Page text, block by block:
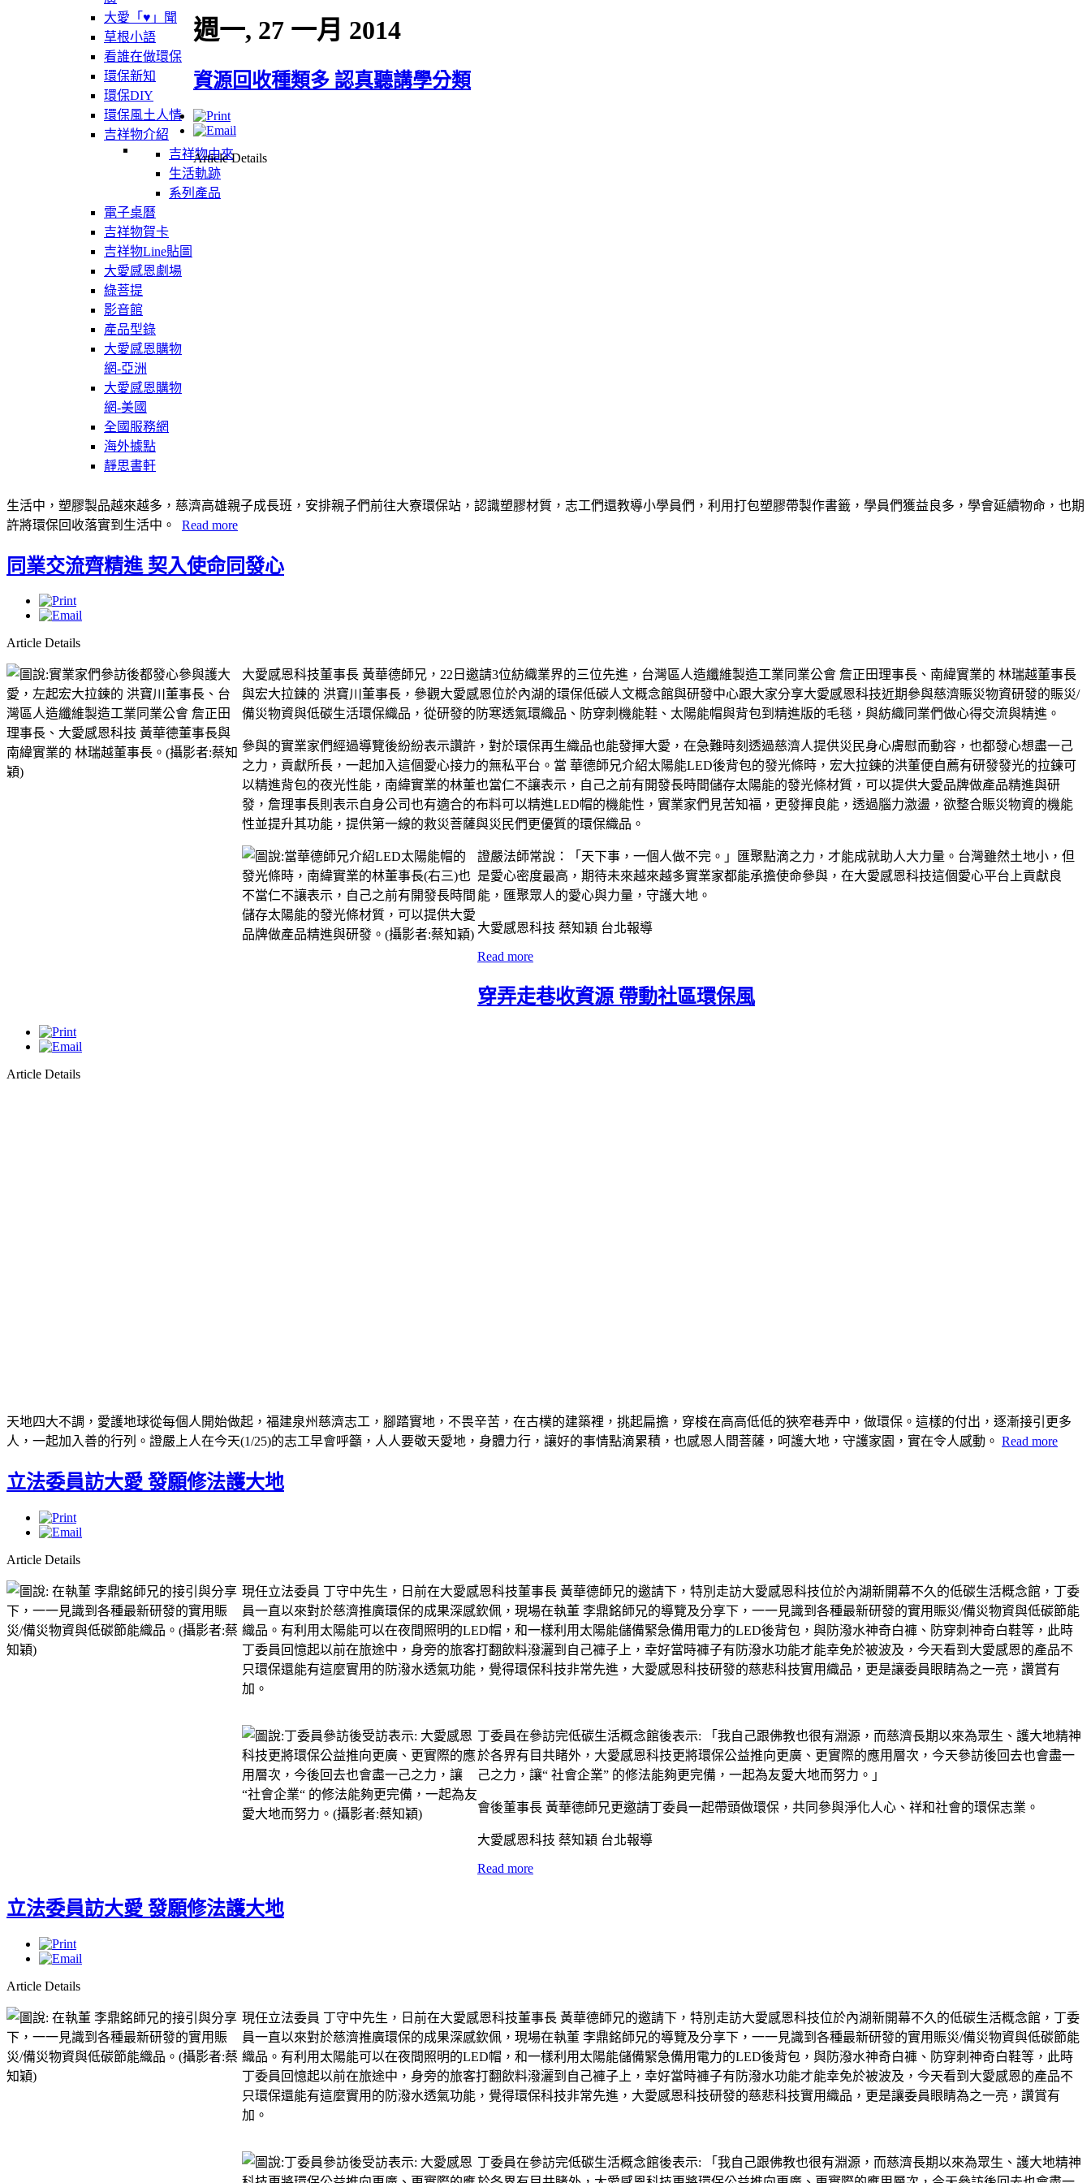
大愛「♥」聞
草根小語
看誰在做環保
環保新知
環保DIY
環保風土人情
吉祥物介紹
吉祥物由來
生活軌跡
系列產品
電子桌曆
吉祥物賀卡
吉祥物Line貼圖
大愛感恩劇場
綠菩提
影音館
產品型錄
大愛感恩購物
網-亞洲
大愛感恩購物
網-美國
全國服務網
海外據點
靜思書軒
週一, 27 一月 2014
資源回收種類多 認真聽講學分類
Article Details
生活中，塑膠製品越來越多，慈濟高雄親子成長班，安排親子們前往大寮環保站，認識塑膠材質，志工們還教導小學員們，利用打包塑膠帶製作書籤，學員們獲益良多，學會延續物命，也期
許將環保回收落實到生活中。 Read more
同業交流齊精進 契入使命同發心
Article Details
大愛感恩科技董事長 黃華德師兄，22日邀請3位紡織業界的三位先進，台灣區人造纖維製造工業同業公會 詹正田理事長、南緯實業的 林瑞越董事長
與宏大拉鍊的 洪寶川董事長，參觀大愛感恩位於內湖的環保低碳人文概念館與研發中心跟大家分享大愛感恩科技近期參與慈濟賑災物資研發的賑災/
備災物資與低碳生活環保織品，從研發的防寒透氣環織品、防穿刺機能鞋、太陽能帽與背包到精進版的毛毯，與紡織同業們做心得交流與精進。
參與的實業家們經過導覽後紛紛表示讚許，對於環保再生織品也能發揮大愛，在急難時刻透過慈濟人提供災民身心膚慰而動容，也都發心想盡一己
之力，貢獻所長，一起加入這個愛心接力的無私平台。當 華德師兄介紹太陽能LED後背包的發光條時，宏大拉鍊的洪董便自薦有研發發光的拉鍊可
以精進背包的夜光性能，南緯實業的林董也當仁不讓表示，自己之前有開發長時間儲存太陽能的發光條材質，可以提供大愛品牌做產品精進與研
發，詹理事長則表示自身公司也有適合的布料可以精進LED帽的機能性，實業家們見苦知福，更發揮良能，透過腦力激盪，欲整合賑災物資的機能
性並提升其功能，提供第一線的救災菩薩與災民們更優質的環保織品。
證嚴法師常說：「天下事，一個人做不完。」匯聚點滴之力，才能成就助人大力量。台灣雖然土地小，但
是愛心密度最高，期待未來越來越多實業家都能承擔使命參與，在大愛感恩科技這個愛心平台上貢獻良
能，匯聚眾人的愛心與力量，守護大地。
大愛感恩科技 蔡知穎 台北報導
Read more
穿弄走巷收資源 帶動社區環保風
Article Details
天地四大不調，愛護地球從每個人開始做起，福建泉州慈濟志工，腳踏實地，不畏辛苦，在古樸的建築裡，挑起扁擔，穿梭在高高低低的狹窄巷弄中，做環保。這樣的付出，逐漸接引更多
人，一起加入善的行列。證嚴上人在今天(1/25)的志工早會呼籲，人人要敬天愛地，身體力行，讓好的事情點滴累積，也感恩人間菩薩，呵護大地，守護家園，實在令人感動。 Read more
立法委員訪大愛 發願修法護大地
Article Details
現任立法委員 丁守中先生，日前在大愛感恩科技董事長 黃華德師兄的邀請下，特別走訪大愛感恩科技位於內湖新開幕不久的低碳生活概念館，丁委
員一直以來對於慈濟推廣環保的成果深感欽佩，現場在執董 李鼎銘師兄的導覽及分享下，一一見識到各種最新研發的實用賑災/備災物資與低碳節能
織品。有利用太陽能可以在夜間照明的LED帽，和一樣利用太陽能儲備緊急備用電力的LED後背包，與防潑水神奇白褲、防穿刺神奇白鞋等，此時
丁委員回憶起以前在旅途中，身旁的旅客打翻飲料潑灑到自己褲子上，幸好當時褲子有防潑水功能才能幸免於被波及，今天看到大愛感恩的產品不
只環保還能有這麼實用的防潑水透氣功能，覺得環保科技非常先進，大愛感恩科技研發的慈悲科技實用織品，更是讓委員眼睛為之一亮，讚賞有
加。
丁委員在參訪完低碳生活概念館後表示: 「我自己跟佛教也很有淵源，而慈濟長期以來為眾生、護大地精神
於各界有目共睹外，大愛感恩科技更將環保公益推向更廣、更實際的應用層次，今天參訪後回去也會盡一
己之力，讓“ 社會企業” 的修法能夠更完備，一起為友愛大地而努力。」
會後董事長 黃華德師兄更邀請丁委員一起帶頭做環保，共同參與淨化人心、祥和社會的環保志業。
大愛感恩科技 蔡知穎 台北報導
Read more
立法委員訪大愛 發願修法護大地
Article Details
現任立法委員 丁守中先生，日前在大愛感恩科技董事長 黃華德師兄的邀請下，特別走訪大愛感恩科技位於內湖新開幕不久的低碳生活概念館，丁委
員一直以來對於慈濟推廣環保的成果深感欽佩，現場在執董 李鼎銘師兄的導覽及分享下，一一見識到各種最新研發的實用賑災/備災物資與低碳節能
織品。有利用太陽能可以在夜間照明的LED帽，和一樣利用太陽能儲備緊急備用電力的LED後背包，與防潑水神奇白褲、防穿刺神奇白鞋等，此時
丁委員回憶起以前在旅途中，身旁的旅客打翻飲料潑灑到自己褲子上，幸好當時褲子有防潑水功能才能幸免於被波及，今天看到大愛感恩的產品不
只環保還能有這麼實用的防潑水透氣功能，覺得環保科技非常先進，大愛感恩科技研發的慈悲科技實用織品，更是讓委員眼睛為之一亮，讚賞有
加。
丁委員在參訪完低碳生活概念館後表示: 「我自己跟佛教也很有淵源，而慈濟長期以來為眾生、護大地精神